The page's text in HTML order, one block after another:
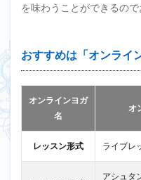
を味わうことができるので
おすすめは「オンライ
オンラインヨガ
名
オ
レッスン形式 ライブレ
アシュタ